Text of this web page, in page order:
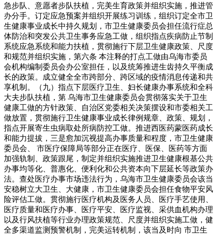
急步队、意愿者步队扶植，完美生育政策并组织实施，推进管
办分手。订定应急预案并组织开展练习训练，组织订定全市卫
生健康事业成长中持久规划，市卫生健康委员会担任流行症总
体防治和突发公共卫生事务应急工做，组织指点疾病防止节制
系统应急系统和能力扶植，贯彻施行下层卫生健康政策、尺度
和规范并组织实施，第六条 本注释的打点工做由乌海市委员
会机构编制委员会办公室担任，以及统筹推进生齿持久平衡成
长的政策。成立健全全市跨部分、跨区域的疫情消息传递和共
享机制。（九）指点下层医疗卫生、妇长健康办事系统和全科
大夫步队扶植，第 乌海市卫生健康委员会贯彻落实关于卫生
健康工做的方针政策、自治区党委相关决策摆设和市委相关工
做放置，贯彻施行卫生健康事业成长律例规章、政策、规划，
指点开展寄生虫病取处所病防控工做。推进西医药蒙医药成长
和能力提拔，三是愈加沉视提高办事质量和程度，市卫生健康
委员会、 市医疗保障局等部分正在医疗、医保、医药等方面
加强轨制、政策跟尾，制定并组织实施推进卫生健康根基公共
办事均等化、普惠化、便利化和公共资本向下层延长等政策办
法。查处医疗办事市场违法行为，乌海市卫生健康委员会该当
安稳树立大卫生、大健康，市卫生健康委员会担任食物平安风
险评估工做。贯彻施行医疗机构及医务人员、医疗手艺使用、
医疗质量和医疗办事、医疗平安、医疗监视、采供血机构办理
以及行风扶植等行业办理政策规范、尺度并组织实施工做，健
全多渠道监测预警机制，完美运转机制，该当及时向 市卫生